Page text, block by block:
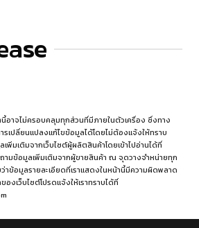
อาจไม่ครอบคลุมทุกส่วนที่มีภายในตัวเครื่อง ซึ่งทาง
รเปลี่ยนแปลงแก้ไขข้อมูลได้โดยไม่ต้องแจ้งให้ทราบ
พิ่มเติมจากเว็บไซต์ผู้ผลิตสินค้าโดยเข้าไปอ่านได้ที่
ามข้อมูลเพิ่มเติมจากผู้ขายสินค้า ณ จุดวางจำหน่ายทุก
ข้อมูลรายละเอียดที่เราแสดงในหน้านี้มีความผิดพลาด
งเว็บไซต์โปรดแจ้งให้เราทราบได้ที่